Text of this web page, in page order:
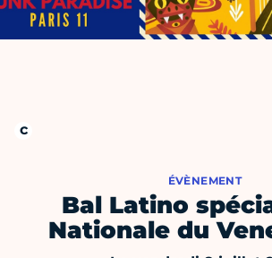
ÉVÈNEMENT
Bal Latino
Nationale du